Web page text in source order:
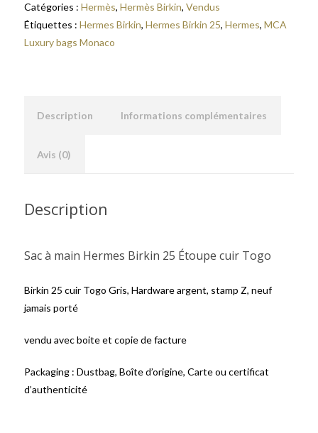
Catégories : Hermès, Hermès Birkin, Vendus
Étiquettes : Hermes Birkin, Hermes Birkin 25, Hermes, MCA
Luxury bags Monaco
Description Informations complémentaires
Avis (0)
Description
Sac à main Hermes Birkin 25 Étoupe cuir Togo
Birkin 25 cuir Togo Gris, Hardware argent, stamp Z, neuf
jamais porté
vendu avec boite et copie de facture
Packaging : Dustbag, Boîte d’origine, Carte ou certificat
d’authenticité